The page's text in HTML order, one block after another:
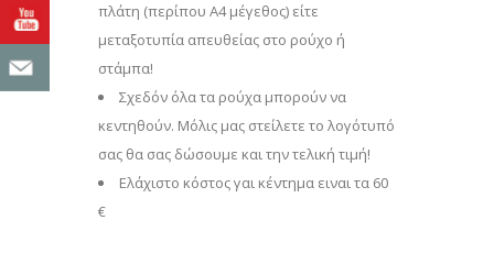
πλάτη (περίπου Α4 μέγεθος) είτε
μεταξοτυπία απευθείας στο ρούχο ή
στάμπα!
Σχεδόν όλα τα ρούχα μπορούν να
κεντηθούν. Μόλις μας στείλετε το λογότυπό
σας θα σας δώσουμε και την τελική τιμή!
Eλάχιστο κόστος γαι κέντημα ειναι τα 60
€